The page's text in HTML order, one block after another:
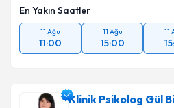
Takvim
En Yakın Saatler
11 Ağu
11:00
11 Ağu
15:00
11
Klinik Psikolog Gül